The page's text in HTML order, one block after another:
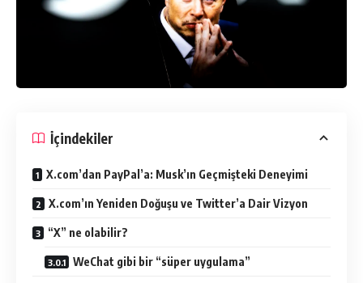
İçindekiler
X.com’dan PayPal’a: Musk’ın Geçmişteki Deneyimi
X.com’ın Yeniden Doğuşu ve Twitter’a Dair Vizyon
“X” ne olabilir?
WeChat gibi bir “süper uygulama”